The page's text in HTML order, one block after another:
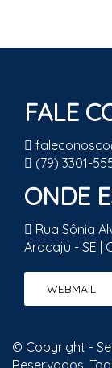
FALE
(79) 3301-
ONDE
Rua Sônia
Aracaju - SE |
WEBMAIL
© Copyright -
Reservados.